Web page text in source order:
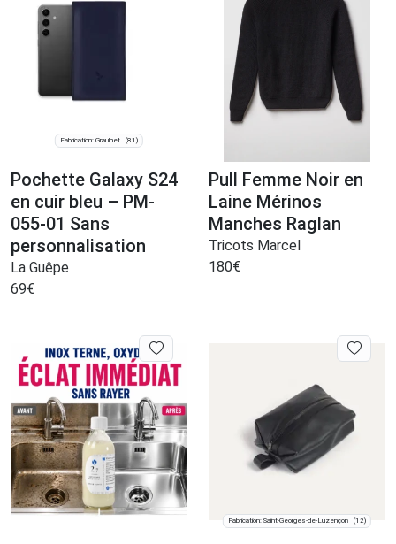
Fabrication: Graulhet (81)
Pochette Galaxy S24
en cuir bleu – PM-
055-01 Sans
personnalisation
La Guêpe
69€
Pull Femme Noir en
Laine Mérinos
Manches Raglan
Tricots Marcel
180€
Fabrication: Saint-Georges-de-Luzençon (12)